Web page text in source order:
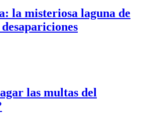
la misteriosa laguna de
las multas del